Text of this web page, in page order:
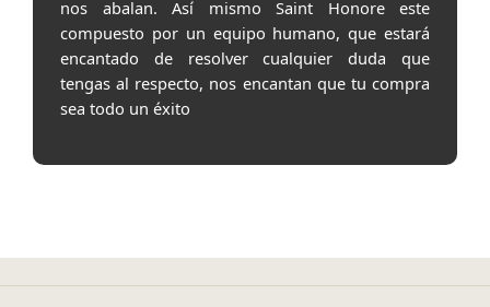
nos abalan. Así mismo Saint Honore este
compuesto por un equipo humano, que estará
encantado de resolver cualquier duda que
tengas al respecto, nos encantan que tu compra
sea todo un éxito